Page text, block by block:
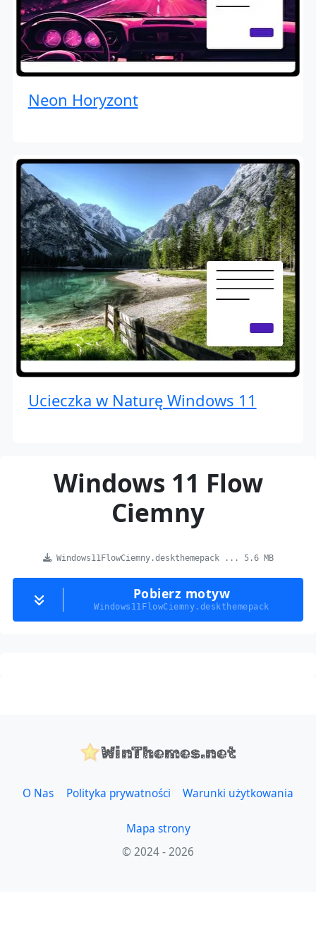
Neon Horyzont
Ucieczka w Naturę Windows 11
Windows 11 Flow
Ciemny
Windows11FlowCiemny.deskthemepack ... 5.6 MB
Pobierz motyw
Windows11FlowCiemny.deskthemepack
WinThemes.net
O Nas Polityka prywatności Warunki użytkowania
Mapa strony
© 2024 - 2026